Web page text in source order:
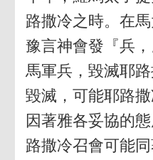
路撒冷之時。在
豫言神會發『兵
馬軍兵，毀滅耶
毀滅，可能耶路撒
因著雅各妥協的
路撒冷召會可能